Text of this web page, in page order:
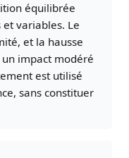
équilibrée
variables. Le
et la hausse
impact modéré
est utilisé
sans constituer